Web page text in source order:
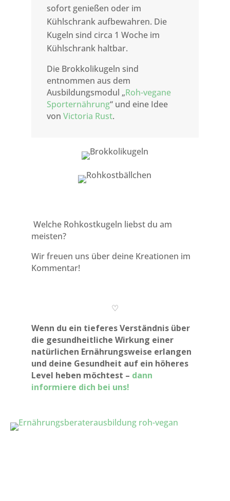
sofort genießen oder im
Kühlschrank aufbewahren. Die
Kugeln sind circa 1 Woche im
Kühlschrank haltbar.
Die Brokkolikugeln sind
entnommen aus dem
Ausbildungsmodul „Roh-vegane
Sporternährung“ und eine Idee
von Victoria Rust.
Welche Rohkostkugeln liebst du am
meisten?
Wir freuen uns über deine Kreationen im
Kommentar!
♡
Wenn du ein tieferes Verständnis über
die gesundheitliche Wirkung einer
natürlichen Ernährungsweise erlangen
und deine Gesundheit auf ein höheres
Level heben möchtest – dann
informiere dich bei uns!